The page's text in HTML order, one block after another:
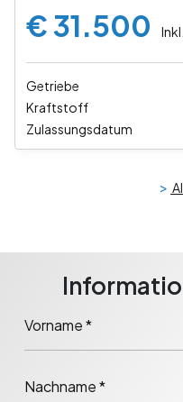
€ 31.500
Getriebe
Kraftstoff
Zulassungsdatum
>
Vorname *
Nachname *